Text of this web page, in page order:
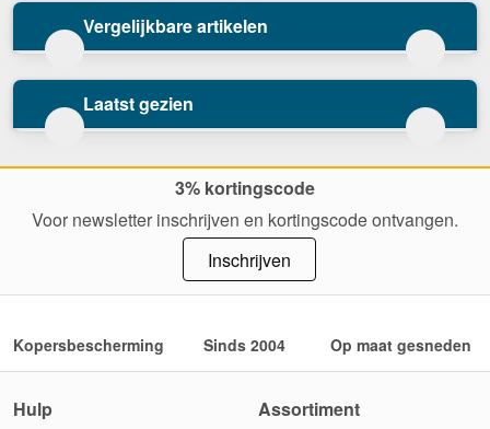
Vergelijkbare artikelen
Laatst gezien
3% kortingscode
Voor newsletter inschrijven en kortingscode ontvangen.
Inschrijven
Kopersbescherming Sinds 2004 Op maat gesneden
Hulp
Assortiment